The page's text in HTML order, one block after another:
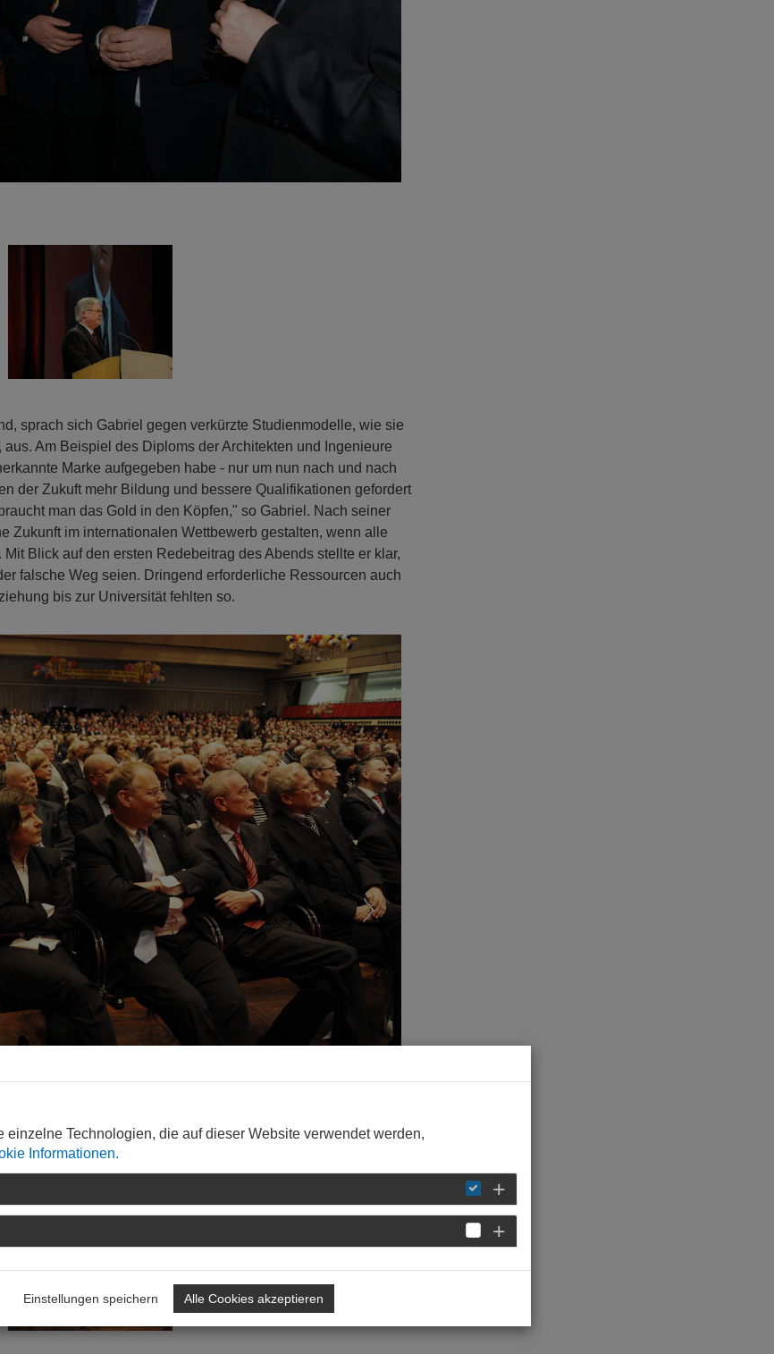
sprach sich Gabriel gegen verkürzte Studienmodelle, wie sie
Am Beispiel des Diploms der Architekten und Ingenieure
Marke aufgegeben habe - nur um nun nach und nach
der Zukuft mehr Bildung und bessere Qualifikationen gefordert
man das Gold in den Köpfen," so Gabriel. Nach seiner
Zukunft im internationalen Wettbewerb gestalten, wenn alle
Blick auf den ersten Redebeitrag des Abends stellte er klar,
falsche Weg seien. Dringend erforderliche Ressourcen auch
bis zur Universität fehlten so.
Next
einzelne Technologien, die auf dieser Website verwendet werden,
Informationen.
Einstellungen speichern Alle Cookies akzeptieren